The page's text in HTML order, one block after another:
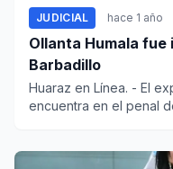
JUDICIAL hace 1 año
Ollanta Humala
Barbadillo
Huaraz en Línea. - El
encuentra en el penal